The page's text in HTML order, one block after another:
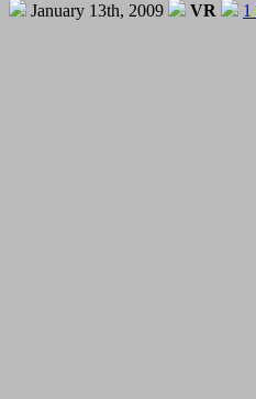
January 13th, 2009 VR 1